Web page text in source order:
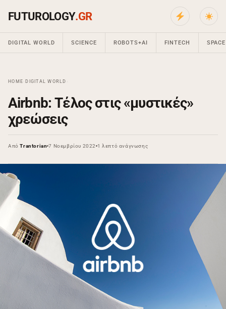
FUTUROLOGY.GR
DIGITAL WORLD SCIENCE ROBOTS+AI FINTECH SPACE
HOME DIGITAL WORLD
Airbnb: Τέλος στις «μυστικές»
χρεώσεις
ΑπόTrantorian 7 Νοεμβρίου 2022 1 λεπτό ανάγνωσης